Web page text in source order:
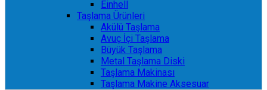
Einhell
Taşlama Ürünleri
Akülü Taşlama
Avuç İçi Taşlama
Büyük Taşlama
Metal Taşlama Diski
Taşlama Makinası
Taşlama Makine Aksesuar